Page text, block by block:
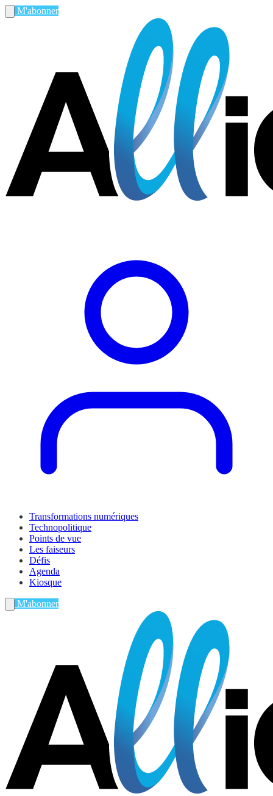
M'abonner
Transformations numériques
Technopolitique
Points de vue
Les faiseurs
Défis
Agenda
Kiosque
M'abonner